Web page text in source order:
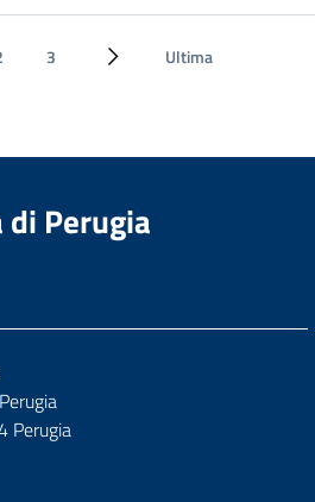
3 Pagina successiva
Ultima
Perugia
Perugia